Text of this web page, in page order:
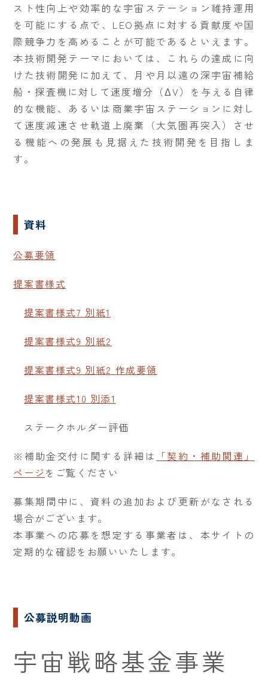
スト性向上や効率的な宇宙ステーション維持運用
を可能にする点で、LEO拠点に対する貢献度や国
際競争力を高めることが可能であるといえます。
本技術開発テーマにおいては、これらの達成に向
けた技術開発に加えて、月や月以遠の深宇宙補給
船・探査機に対して速度増分（ΔV）を与える自律
的な機能、あるいは商業宇宙ステーションに対し
て速度減速させ軌道上廃棄（大気圏再突入）させ
る機能への発展も見据えた技術開発を目指しま
す。
資料
公募要領
提案書様式
提案書様式7 別紙1
提案書様式9 別紙2
提案書様式9 別紙2 作成要領
提案書様式10 別添1
ステークホルダー評価
※補助金交付に関する詳細は 「契約・補助関連」
ページをご覧ください
募集期間中に、資料の追加および更新がなされる
場合がございます。
本事業への応募を想定する事業者は、本サイトの
定期的な確認をお願いいたします。
公募説明動画
宇宙戦略基金事業